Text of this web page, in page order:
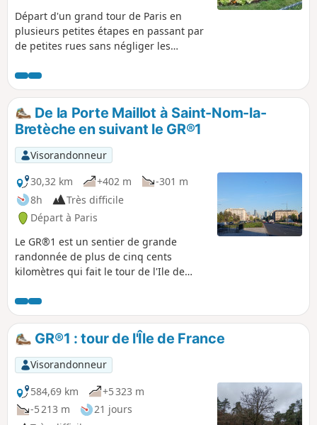
Départ d'un grand tour de Paris en
plusieurs petites étapes en passant par
de petites rues sans négliger les
Porte Maillot à la Place Clichy. Passage
dans "les beaux quartiers" de la
Capitale, le 16° arrondissement, l'Arc de
triomphe que l'on peut visiter puis le
célèbre Parc de Monceau, une église
orthodoxe et pour finir, la place Clichy.
De la Porte Maillot à Saint-Nom-la-
Bretèche en suivant le GR®1
Visorandonneur
30,32 km
+402 m
-301 m
8h
Très difficile
Départ à Paris
Le GR®1 est un sentier de grande
randonnée de plus de cinq cents
kilomètres qui fait le tour de l'Ile de
partie. Longue de trente kilomètres, elle
traverse de nombreux parcs et forêts
comme le Parc de Saint-Cloud, le Bois
de Boulogne ou encore la Forêt de
Marly. Elle passe aussi près de quelques
monuments remarquables et près de
plusieurs endroits de charme comme le
village de Marnes-la-Coquette.
GR®1 : tour de l'Île de France
Visorandonneur
584,69 km
+5 323 m
-5 213 m
21 jours